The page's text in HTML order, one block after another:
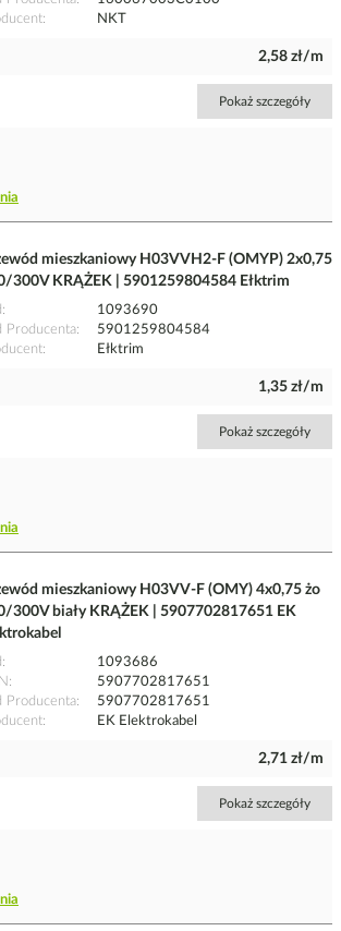
NKT
2,58 zł/m
Pokaż szczegóły
mieszkaniowy H03VVH2-F (OMYP) 2x0,75
300V KRĄŻEK | 5901259804584 Ełktrim
1093690
Producenta
5901259804584
Ełktrim
1,35 zł/m
Pokaż szczegóły
mieszkaniowy H03VV-F (OMY) 4x0,75 żo
300V biały KRĄŻEK | 5907702817651 EK
1093686
5907702817651
Producenta
5907702817651
EK Elektrokabel
2,71 zł/m
Pokaż szczegóły